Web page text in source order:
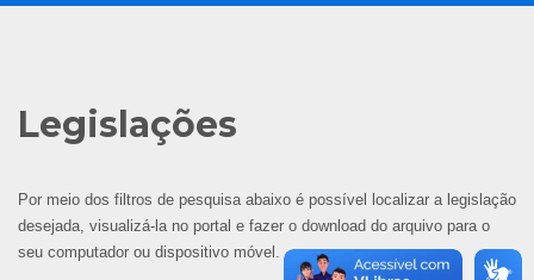
Legislações
Por meio dos filtros de pesquisa abaixo é possível localizar a legislação
desejada, visualizá-la no portal e fazer o download do arquivo para o
seu computador ou dispositivo móvel.